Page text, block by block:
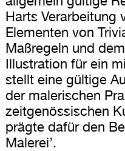
Harts Verarbeitung
Elementen von
Maßregeln und
Illustration für ein
stellt eine gültige
der malerischen
zeitgenössischen
prägte dafür den
Malerei’.